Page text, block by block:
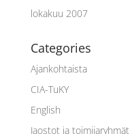
lokakuu 2007
Categories
Ajankohtaista
CIA-TuKY
English
Jaostot ja toimijaryhmät